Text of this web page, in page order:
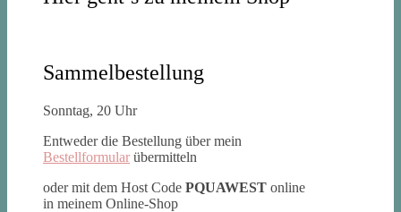
Sammelbestellung
Sonntag, 20 Uhr
Entweder die Bestellung über mein
Bestellformular übermitteln
oder mit dem Host Code PQUAWEST online
in meinem Online-Shop